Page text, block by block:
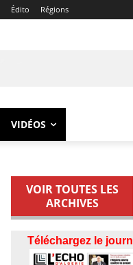
Édito Régions
VIDÉOS
VOIR TOUTES LES
ARCHIVES